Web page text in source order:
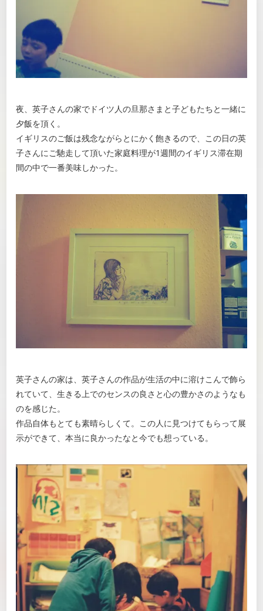
夜、英子さんの家でドイツ人の旦那さまと子どもたちと一緒に
夕飯を頂く。
イギリスのご飯は残念ながらとにかく飽きるので、この日の英
子さんにご馳走して頂いた家庭料理が1週間のイギリス滞在期
間の中で一番美味しかった。
英子さんの家は、英子さんの作品が生活の中に溶けこんで飾ら
れていて、生きる上でのセンスの良さと心の豊かさのようなも
のを感じた。
作品自体もとても素晴らしくて。この人に見つけてもらって展
示ができて、本当に良かったなと今でも想っている。